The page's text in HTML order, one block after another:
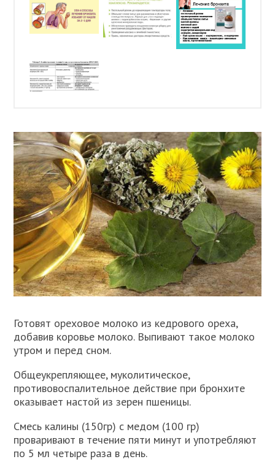
Готовят ореховое молоко из кедрового ореха,
добавив коровье молоко. Выпивают такое молоко
утром и перед сном.
Общеукрепляющее, муколитическое,
противовоспалительное действие при бронхите
оказывает настой из зерен пшеницы.
Смесь калины (150гр) с медом (100 гр)
проваривают в течение пяти минут и употребляют
по 5 мл четыре раза в день.